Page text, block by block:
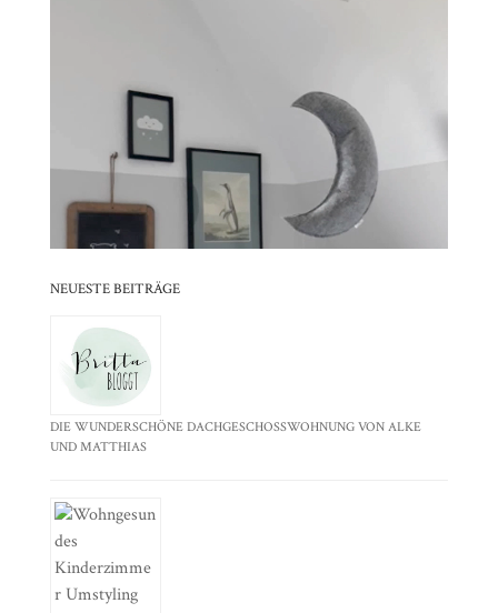
⠀⠀⠀⠀⠀⠀⠀⠀⠀⠀⠀⠀⠀⠀⠀⠀⠀⠀⠀⠀⠀⠀⠀⠀⠀⠀⠀⠀⠀
⠀⠀⠀⠀⠀⠀⠀⠀⠀⠀⠀⠀⠀⠀⠀⠀⠀⠀⠀⠀⠀⠀
⠀⠀⠀⠀⠀⠀⠀⠀⠀⠀⠀⠀⠀⠀⠀⠀⠀⠀⠀⠀⠀⠀⠀⠀⠀⠀⠀⠀⠀
⠀⠀⠀⠀⠀⠀⠀⠀⠀⠀⠀⠀⠀⠀⠀⠀⠀⠀⠀⠀⠀⠀
NEUESTE BEITRÄGE
DIE WUNDERSCHÖNE DACHGESCHOSSWOHNUNG VON ALKE
UND MATTHIAS